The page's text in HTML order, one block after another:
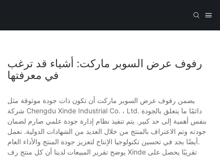
رفوف عرض السوبر ماركت: أشياء قد ترغب
في معرفتها
يضمن رفوف عرض السوبر ماركت أن تكون ذات جودة موثوقة مثل
شركة Chengdu Xinde Industrial Co. ، Ltd. دائمًا ما يتعلق بالجودة
بنفس أهمية إلى حد كبير. يتم تنفيذ نظام إدارة جودة علمي صارم لضمان
جودته وتم الاعتراف بالمنتج من خلال العديد من الشهادات الدولية. نعمل
أيضًا بجد في تحسين تكنولوجيا الإنتاج لتعزيز جودة المنتج والأداء العام.
يوضح تقرير المبيعات لدينا أن كل منتج رف Xinde تقريبًا يحصل على